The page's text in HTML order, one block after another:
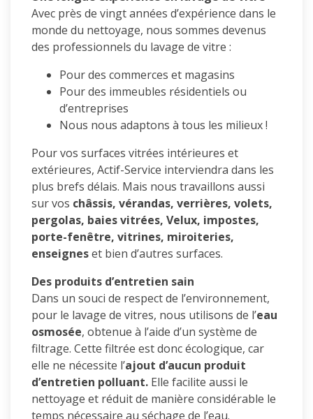
Avec près de vingt années d’expérience dans le
monde du nettoyage, nous sommes devenus
des professionnels du lavage de vitre :
Pour des commerces et magasins
Pour des immeubles résidentiels ou
d’entreprises
Nous nous adaptons à tous les milieux !
Pour vos surfaces vitrées intérieures et
extérieures, Actif-Service interviendra dans les
plus brefs délais. Mais nous travaillons aussi
sur vos châssis, vérandas, verrières, volets,
pergolas, baies vitrées, Velux, impostes,
porte-fenêtre, vitrines, miroiteries,
enseigneset bien d’autres surfaces.
Des produits d’entretien sain
Dans un souci de respect de l’environnement,
pour le lavage de vitres, nous utilisons de l’eau
osmosée, obtenue à l’aide d’un système de
filtrage. Cette filtrée est donc écologique, car
elle ne nécessite l’ajout d’aucun produit
d’entretien polluant. Elle facilite aussi le
nettoyage et réduit de manière considérable le
temps nécessaire au séchage de l’eau.